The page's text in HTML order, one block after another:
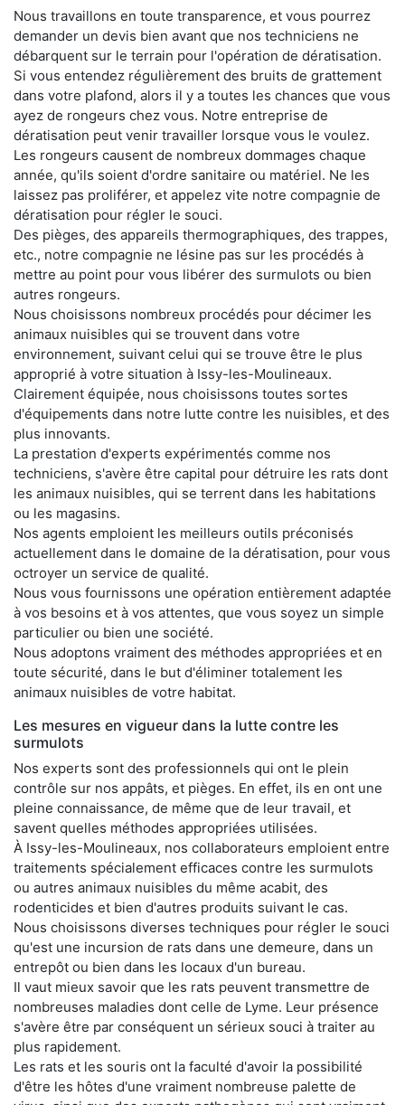
Nous travaillons en toute transparence, et vous pourrez
demander un devis bien avant que nos techniciens ne
débarquent sur le terrain pour l'opération de dératisation.
Si vous entendez régulièrement des bruits de grattement
dans votre plafond, alors il y a toutes les chances que vous
ayez de rongeurs chez vous. Notre entreprise de
dératisation peut venir travailler lorsque vous le voulez.
Les rongeurs causent de nombreux dommages chaque
année, qu'ils soient d'ordre sanitaire ou matériel. Ne les
laissez pas proliférer, et appelez vite notre compagnie de
dératisation pour régler le souci.
Des pièges, des appareils thermographiques, des trappes,
etc., notre compagnie ne lésine pas sur les procédés à
mettre au point pour vous libérer des surmulots ou bien
autres rongeurs.
Nous choisissons nombreux procédés pour décimer les
animaux nuisibles qui se trouvent dans votre
environnement, suivant celui qui se trouve être le plus
approprié à votre situation à Issy-les-Moulineaux.
Clairement équipée, nous choisissons toutes sortes
d'équipements dans notre lutte contre les nuisibles, et des
plus innovants.
La prestation d'experts expérimentés comme nos
techniciens, s'avère être capital pour détruire les rats dont
les animaux nuisibles, qui se terrent dans les habitations
ou les magasins.
Nos agents emploient les meilleurs outils préconisés
actuellement dans le domaine de la dératisation, pour vous
octroyer un service de qualité.
Nous vous fournissons une opération entièrement adaptée
à vos besoins et à vos attentes, que vous soyez un simple
particulier ou bien une société.
Nous adoptons vraiment des méthodes appropriées et en
toute sécurité, dans le but d'éliminer totalement les
animaux nuisibles de votre habitat.
Les mesures en vigueur dans la lutte contre les
surmulots
Nos experts sont des professionnels qui ont le plein
contrôle sur nos appâts, et pièges. En effet, ils en ont une
pleine connaissance, de même que de leur travail, et
savent quelles méthodes appropriées utilisées.
À Issy-les-Moulineaux, nos collaborateurs emploient entre
traitements spécialement efficaces contre les surmulots
ou autres animaux nuisibles du même acabit, des
rodenticides et bien d'autres produits suivant le cas.
Nous choisissons diverses techniques pour régler le souci
qu'est une incursion de rats dans une demeure, dans un
entrepôt ou bien dans les locaux d'un bureau.
Il vaut mieux savoir que les rats peuvent transmettre de
nombreuses maladies dont celle de Lyme. Leur présence
s'avère être par conséquent un sérieux souci à traiter au
plus rapidement.
Les rats et les souris ont la faculté d'avoir la possibilité
d'être les hôtes d'une vraiment nombreuse palette de